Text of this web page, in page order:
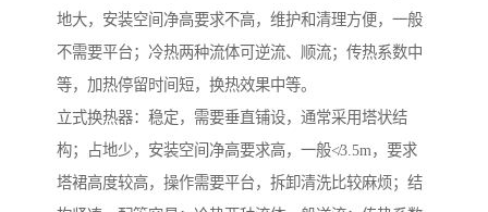
地大，安装空间净高要求不高，维护和清理方便，一般
不需要平台；冷热两种流体可逆流、顺流；传热系数中
等，加热停留时间短，换热效果中等。
立式换热器：稳定，需要垂直铺设，通常采用塔状结
构；占地少，安装空间净高要求高，一般≮3.5m，要求
塔裙高度较高，操作需要平台，拆卸清洗比较麻烦；结